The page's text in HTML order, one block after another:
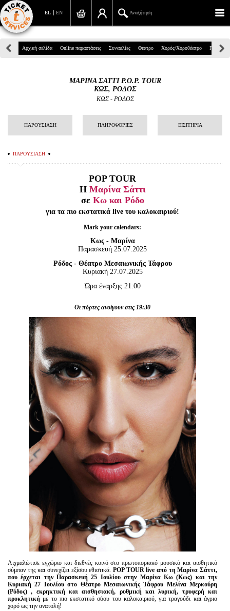
EN
EL Αναζήτηση
Πανεπιστημίου 39, Αθήνα
info@ticketservices.gr
Σύνδεση/Εγγραφή
Προσωπικά Δεδομένα
Πληροφορίες
Είσοδος διαχειριστή
Αρχική σελίδα Online παραστάσεις Συναυλίες Θέατρο Χορός/Χοροθέατρο Παιδικά
ΜΑΡΙΝΑ ΣΑΤΤΙ P.O.P. TOUR
ΚΩΣ, ΡΟΔΟΣ
ΚΩΣ - ΡΟΔΟΣ
ΠΑΡΟΥΣΙΑΣΗ ΠΛΗΡΟΦΟΡΙΕΣ ΕΙΣΙΤΗΡΙΑ
ΠΑΡΟΥΣΙΑΣΗ
POP ΤΟUR
Η Μαρίνα Σάττι
σε Κω και Ρόδο
για τα πιο εκστατικά live του καλοκαιριού!
Mark your calendars:
Κως - Μαρίνα
Παρασκευή 25.07.2025
Ρόδος - Θέατρο Μεσαιωνικής Τάφρου
Κυριακή 27.07.2025
Ώρα έναρξης 21:00
Οι πόρτες ανοίγουν στις 19:30
Αιχμαλώτισε εγχώριο και διεθνές κοινό στο πρωτοποριακό μουσικό και αισθητικό
σύμπαν της και συνεχίζει εξίσου εθιστικά. POP TOUR live από τη Μαρίνα Σάττι,
που έρχεται την Παρασκευή 25 Ιουλίου στην Μαρίνα Κω (Κως) και την
Κυριακή 27 Ιουλίου στο Θέατρο Μεσαιωνικής Τάφρου Μελίνα Μερκούρη
(Ρόδος) , εκρηκτική και αισθησιακή, ρυθμική και λυρική, τρυφερή και
προκλητική με το πιο εκστατικό σόου του καλοκαιριού, για τραγούδι και άγριο
χορό ως την ανατολή!